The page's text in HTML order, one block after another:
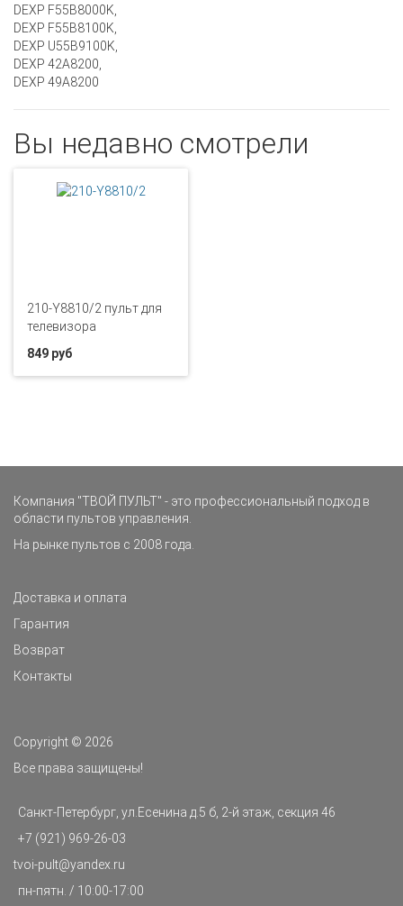
DEXP F55B8000K,
DEXP F55B8100K,
DEXP U55B9100K,
DEXP 42A8200,
DEXP 49A8200
Вы недавно смотрели
210-Y8810/2 пульт для
телевизора
849 руб
Компания "ТВОЙ ПУЛЬТ" - это профессиональный подход в
области пультов управления.
На рынке пультов с 2008 года.
Доставка и оплата
Гарантия
Возврат
Контакты
Copyright © 2026
Все права защищены!
Санкт-Петербург, ул.Есенина д.5 б, 2-й этаж, секция 46
+7 (921) 969-26-03
tvoi-pult@yandex.ru
пн-пятн. / 10:00-17:00